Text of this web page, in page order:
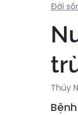
Đời
Thúy